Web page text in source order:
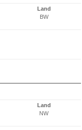
Land
BW
Land
NW